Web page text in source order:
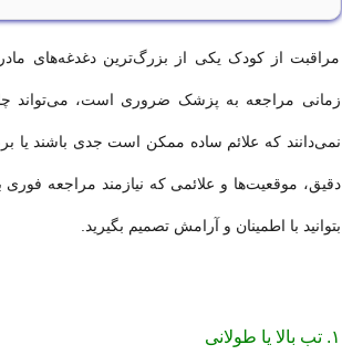
مراقبت از کودک یکی از بزرگ‌ترین دغدغه‌های
زمانی مراجعه به پزشک ضروری است، می‌تواند
نمی‌دانند که علائم ساده ممکن است جدی باشند یا
دقیق، موقعیت‌ها و علائمی که نیازمند مراجعه
بتوانید با اطمینان و آرامش تصمیم بگیرید.
۱. تب بالا یا طولانی